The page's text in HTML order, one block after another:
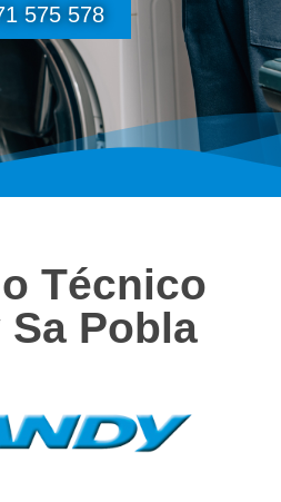
575 578
Técnico
Sa Pobla